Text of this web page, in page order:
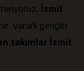
İzmit
yararlı gençler
takımlar İzmit